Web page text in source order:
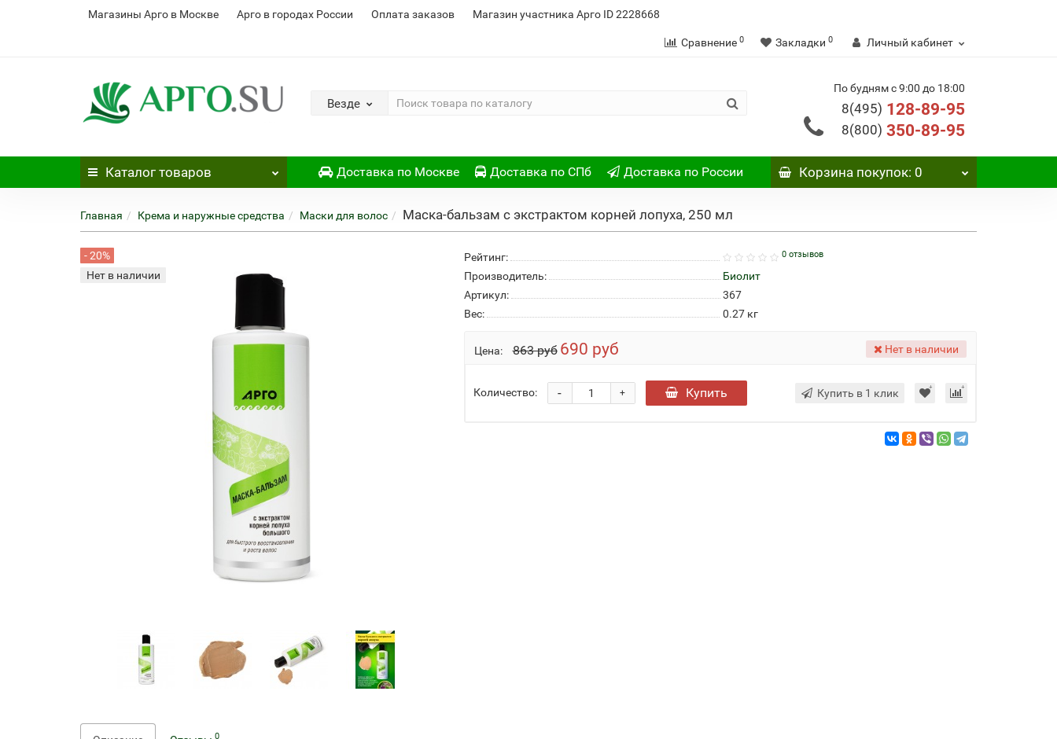
Магазины Арго в Москве Арго в городах России Оплата заказов Магазин участника Арго ID 2228668
Сравнение 0 Закладки 0 Личный кабинет
Везде
По будням с 9:00 до 18:00
8(495) 128-89-95
8(800) 350-89-95
Каталог товаров Доставка по Москве Доставка по СПб Доставка по России Корзинапокупок: 0
Главная Крема и наружные средства Маски для волос Маска-бальзам с экстрактом корней лопуха, 250 мл
- 20%
Нет в наличии
Рейтинг: 0 отзывов
Производитель:
Биолит
Артикул:
367
Вес:
0.27кг
Цена: 863 руб 690 руб Нет в наличии
Количество: +
- Купить Купить в 1 клик
0